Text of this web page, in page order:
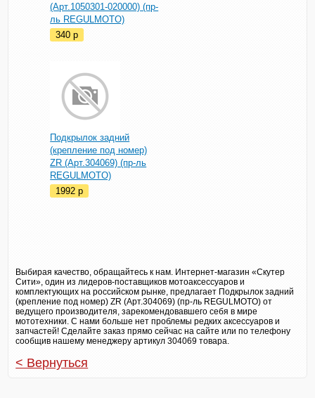
(Арт.1050301-020000) (пр-
ль REGULMOTO)
340p
Подкрылок задний
(крепление под номер)
ZR (Арт.304069) (пр-ль
REGULMOTO)
1992p
Выбирая качество, обращайтесь к нам. Интернет-магазин «Скутер
Сити», один из лидеров-поставщиков мотоаксессуаров и
комплектующих на российском рынке, предлагает Подкрылок задний
(крепление под номер) ZR (Арт.304069) (пр-ль REGULMOTO) от
ведущего производителя, зарекомендовавшего себя в мире
мототехники. С нами больше нет проблемы редких аксессуаров и
запчастей! Сделайте заказ прямо сейчас на сайте или по телефону
сообщив нашему менеджеру артикул 304069 товара.
< Вернуться